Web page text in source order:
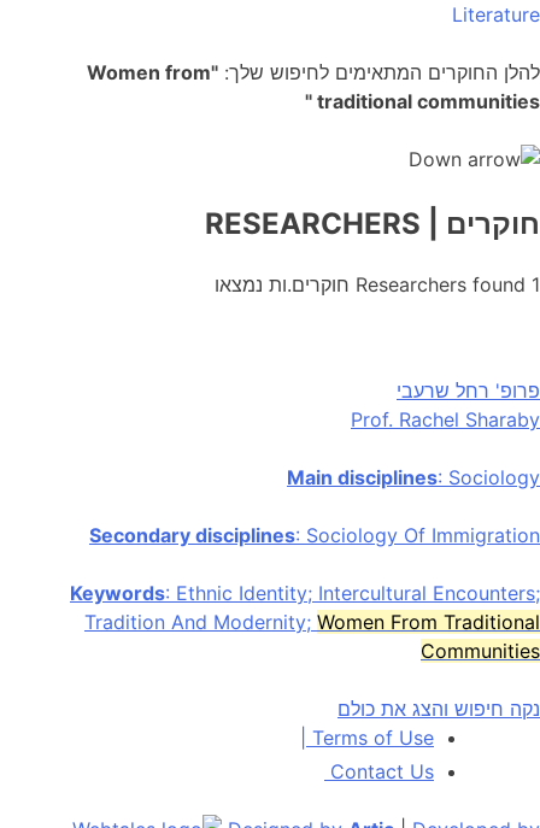
Literature
להלן החוקרים המתאימים לחיפוש שלך:
"Women from
traditional communities "
חוקרים
Researchers found 1 חוקרים.ות נמצאו
פרופ' רחל שרעבי
Prof. Rachel Sharaby
Main disciplines: Sociology
Secondary disciplines: Sociology Of Immigration
Keywords: Ethnic Identity; Intercultural Encounters;
Tradition And Modernity; Women From Traditional
Communities
נקה חיפוש והצג את כולם
Terms of Use
Contact Us